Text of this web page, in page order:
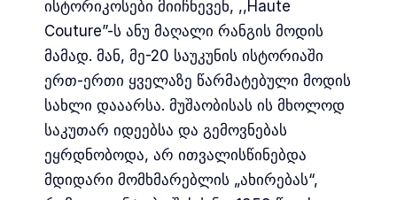
ისტორიკოსები მიიჩნევენ, ,,Haute
Couture”-ს ანუ მაღალი რანგის მოდის
მამად. მან, მე-20 საუკუნის ისტორიაში
ერთ-ერთი ყველაზე წარმატებული მოდის
სახლი დააარსა. მუშაობისას ის მხოლოდ
საკუთარ იდეებსა და გემოვნებას
ეყრდნობოდა, არ ითვალისწინებდა
მდიდარი მომხმარებლის „ახირებას“,